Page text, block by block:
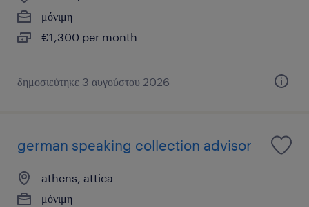
μόνιμη
€1,300 per month
δημοσιεύτηκε 3 αυγούστου 2026
german speaking collection advisor
athens, attica
μόνιμη